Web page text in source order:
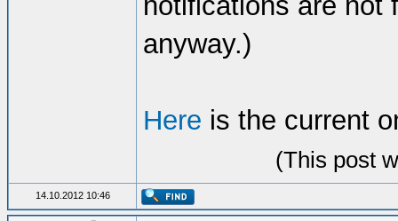
anyway.)
Here is the current
(This post
14.10.2012 10:46